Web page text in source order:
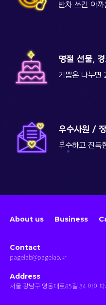
반차 쓰긴 아
명절 선물,
기쁨은 나누면
우수사원 /
우수하고 진득
About us Business
Contact
pagelab@pagelab.kr
Address
서울 강남구 영동대로85길 34 아이